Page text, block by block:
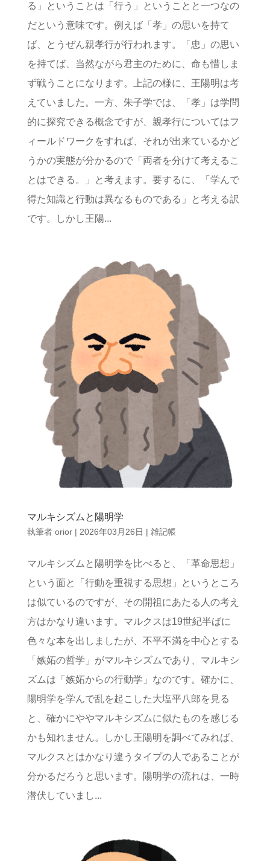
る」ということは「行う」ということと一つなの
だという意味です。例えば「孝」の思いを持て
ば、とうぜん親孝行が行われます。「忠」の思い
を持てば、当然ながら君主のために、命も惜しま
ず戦うことになります。上記の様に、王陽明は考
えていました。一方、朱子学では、「孝」は学問
的に探究できる概念ですが、親孝行についてはフ
ィールドワークをすれば、それが出来ているかど
うかの実態が分かるので「両者を分けて考えるこ
とはできる。」と考えます。要するに、「学んで
得た知識と行動は異なるものである」と考える訳
です。しかし王陽...
マルキシズムと陽明学
執筆者 orior| 2026年03月26日 | 雑記帳
マルキシズムと陽明学を比べると、「革命思想」
という面と「行動を重視する思想」というところ
は似ているのですが、その開祖にあたる人の考え
方はかなり違います。マルクスは19世紀半ばに
色々な本を出しましたが、不平不満を中心とする
「嫉妬の哲学」がマルキシズムであり、マルキシ
ズムは「嫉妬からの行動学」なのです。確かに、
陽明学を学んで乱を起こした大塩平八郎を見る
と、確かにややマルキシズムに似たものを感じる
かも知れません。しかし王陽明を調べてみれば、
マルクスとはかなり違うタイプの人であることが
分かるだろうと思います。陽明学の流れは、一時
潜伏していまし...